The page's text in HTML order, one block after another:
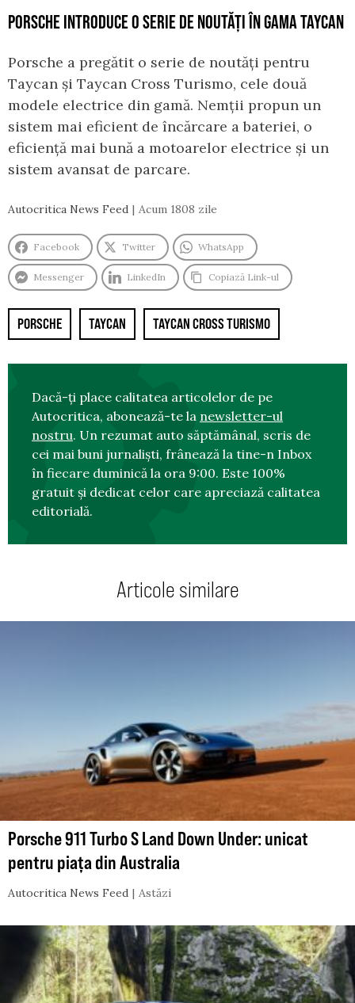
PORSCHE INTRODUCE O SERIE DE NOUTĂȚI ÎN GAMA TAYCAN
Porsche a pregătit o serie de noutăți pentru
Taycan și Taycan Cross Turismo, cele două
modele electrice din gamă. Nemții propun un
sistem mai eficient de încărcare a bateriei, o
eficiență mai bună a motoarelor electrice și un
sistem avansat de parcare.
Autocritica News Feed Acum 1808 zile
Facebook Twitter WhatsApp
Messenger LinkedIn Copiază Link-ul
PORSCHE TAYCAN TAYCAN CROSS TURISMO
Dacă-ți place calitatea articolelor de pe
Autocritica, abonează-te la newsletter-ul
nostru. Un rezumat auto săptămânal, scris de
cei mai buni jurnaliști, frânează la tine-n Inbox
în fiecare duminică la ora 9:00. Este 100%
gratuit și dedicat celor care apreciază calitatea
editorială.
Articole similare
Porsche 911 Turbo S Land Down Under: unicat
pentru piața din Australia
Autocritica News Feed Astăzi